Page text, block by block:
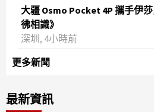
大疆 Osmo Pocket 4P 攜手伊
彿相識》
深圳, 4小時前
更多新聞
最新資訊